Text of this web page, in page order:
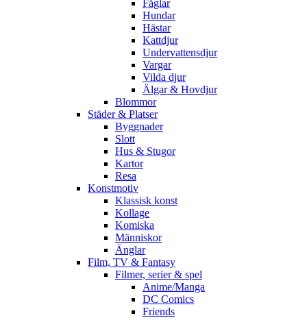
Fåglar
Hundar
Hästar
Kattdjur
Undervattensdjur
Vargar
Vilda djur
Älgar & Hovdjur
Blommor
Städer & Platser
Byggnader
Slott
Hus & Stugor
Kartor
Resa
Konstmotiv
Klassisk konst
Kollage
Komiska
Människor
Änglar
Film, TV & Fantasy
Filmer, serier & spel
Anime/Manga
DC Comics
Friends